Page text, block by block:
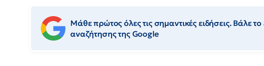
Μάθε πρώτος όλες τις σημαντικές ειδήσεις. Βάλε
αναζήτησης της Google